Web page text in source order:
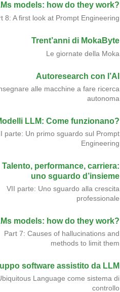
models: how do they work?
8: A first look at Prompt Engineering
Trent’anni di MokaByte
Le giornate della Moka
Autoresearch con l’AI
alle macchine a fare ricerca
autonoma
LLM: Come funzionano?
parte: Un primo sguardo sul Prompt
Engineering
Talento, performance, carriera:
uno sguardo d’insieme
VII parte: Uno sguardo alla crescita
professionale
models: how do they work?
Part 7: Causes of hallucinations and
methods to limit them
software assistito da LLM
Language come sistema di
controllo